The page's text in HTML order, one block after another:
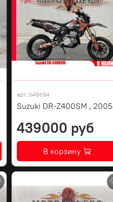
арт. 048694
Suzuki DR-Z400SM , 2005
439000 руб
В корзину